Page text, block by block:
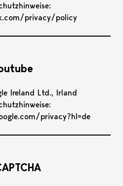
privacy/policy
Ireland Ltd., Irland
privacy?hl=de